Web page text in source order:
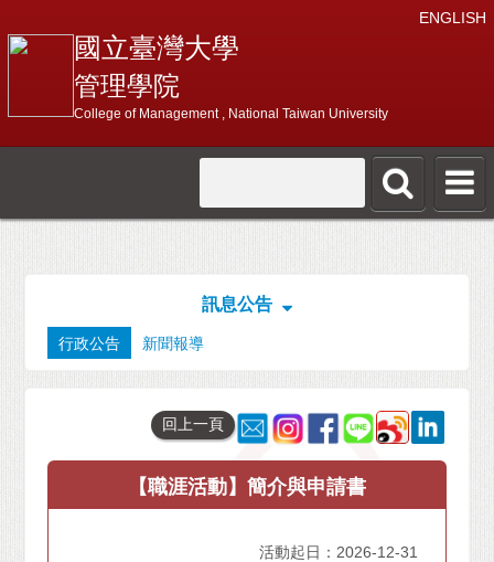
ENGLISH
國立臺灣大學
管理學院
College of Management , National Taiwan University
訊息公告
行政公告 新聞報導
回上一頁
【職涯活動】簡介與申請書
活動起日：2026-12-31